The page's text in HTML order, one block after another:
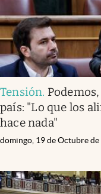
Tensión.
país: "Lo que los
hace nada"
domingo, 19 de Octubre de